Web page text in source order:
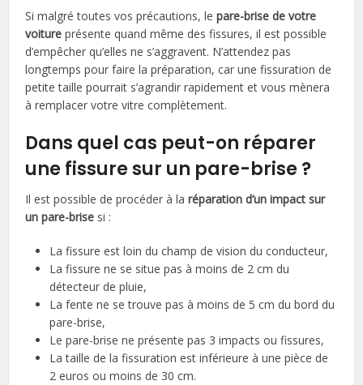
Si malgré toutes vos précautions, lepare-brise de votre
voiture présente quand même des fissures, il est possible
d’empêcher qu’elles ne s’aggravent. N’attendez pas
longtemps pour faire la préparation, car une fissuration de
petite taille pourrait s’agrandir rapidement et vous mènera
à remplacer votre vitre complètement.
Dans quel cas peut-on réparer
une fissure sur un pare-brise ?
Il est possible de procéder à la réparation d’un impact sur
un pare-brise si :
La fissure est loin du champ de vision du conducteur,
La fissure ne se situe pas à moins de 2 cm du
détecteur de pluie,
La fente ne se trouve pas à moins de 5 cm du bord du
pare-brise,
Le pare-brise ne présente pas 3 impacts ou fissures,
La taille de la fissuration est inférieure à une pièce de
2 euros ou moins de 30 cm.